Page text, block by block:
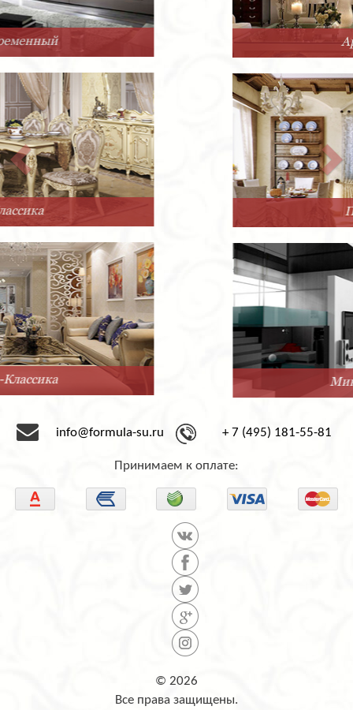
info@formula-su.ru + 7 (495) 181-55-81
Принимаем к оплате:
© 2026
Все права защищены.